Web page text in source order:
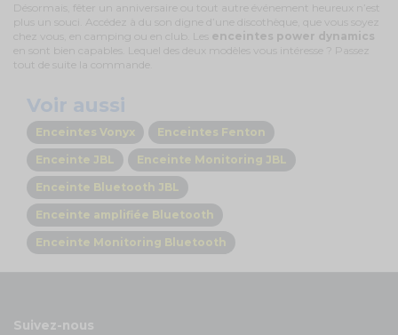
Désormais, fêter un anniversaire ou tout autre événement heureux n’est
plus un souci. Accédez à du son digne d’une discothèque, que vous soyez
chez vous, en camping ou en club. Les enceintes power dynamics
en sont bien capables. Lequel des deux modèles vous intéresse ? Passez
tout de suite la commande.
Voir aussi
Enceintes Vonyx Enceintes Fenton
Enceinte JBL Enceinte Monitoring JBL
Enceinte Bluetooth JBL
Enceinte amplifiée Bluetooth
Enceinte Monitoring Bluetooth
Suivez-nous